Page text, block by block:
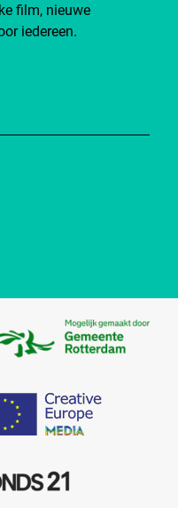
film, nieuwe
iedereen.